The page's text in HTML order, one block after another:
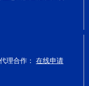
理合作： 在线申请